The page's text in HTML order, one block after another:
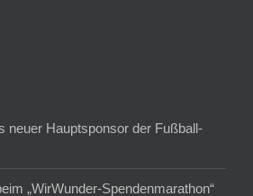
neuer Hauptsponsor der Fußball-
„WirWunder-Spendenmarathon“